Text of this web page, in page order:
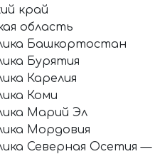
край
область
Башкортостан
Бурятия
Карелия
Коми
Марий Эл
Мордовия
Северная Осетия —